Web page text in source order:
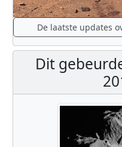
De laatste updates
Dit